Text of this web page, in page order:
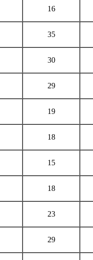
16
35
30
29
19
18
15
18
23
29